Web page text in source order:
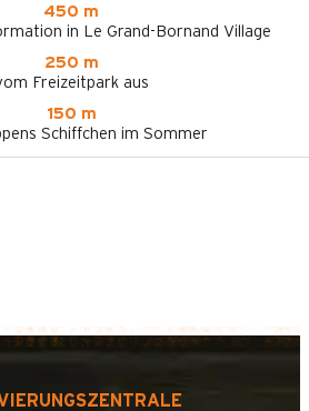
450 m
in Le Grand-Bornand Village
250 m
Freizeitpark aus
150 m
Schiffchen im Sommer